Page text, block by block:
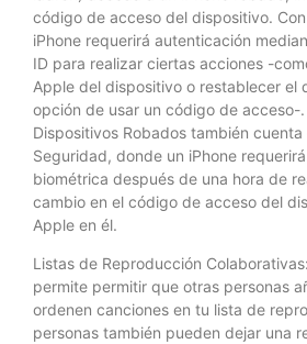
código de acceso del dispositivo.
iPhone requerirá autenticación
ID para realizar ciertas acciones -
Apple del dispositivo o restablecer el
opción de usar un código de acceso-
Dispositivos Robados también
Seguridad, donde un iPhone
biométrica después de una hora de
cambio en el código de acceso del
Apple en él.
Listas de Reproducción
permite permitir que otras personas
ordenen canciones en tu lista de
personas también pueden dejar una